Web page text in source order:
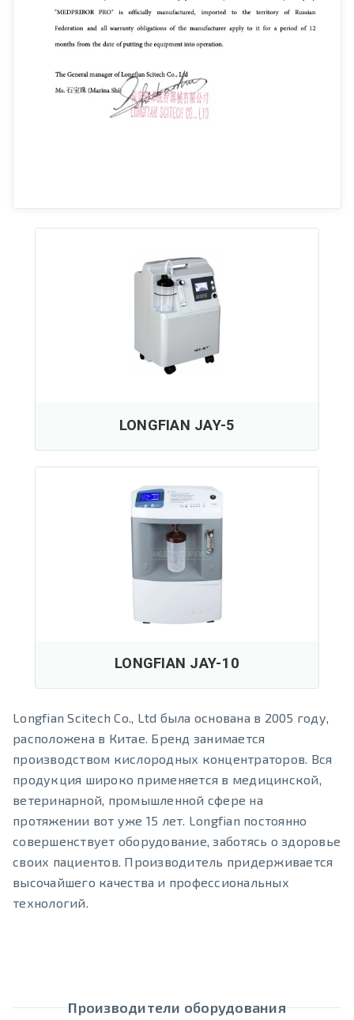
LONGFIAN JAY-5
LONGFIAN JAY-10
Longfian Scitech Co., Ltd была основана в 2005 году,
расположена в Китае. Бренд занимается
производством кислородных концентраторов. Вся
продукция широко применяется в медицинской,
ветеринарной, промышленной сфере на
протяжении вот уже 15 лет. Longfian постоянно
совершенствует оборудование, заботясь о здоровье
своих пациентов. Производитель придерживается
высочайшего качества и профессиональных
технологий.
Производители оборудования